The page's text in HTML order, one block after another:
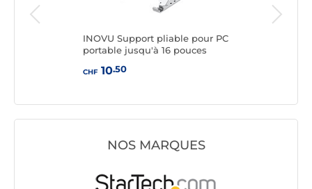
INOVU Support pliable pour PC
portable jusqu'à 16 pouces
CHF10.50
NOS MARQUES